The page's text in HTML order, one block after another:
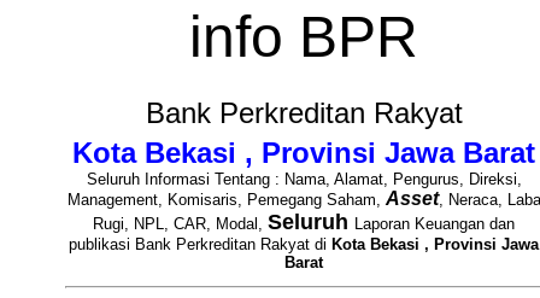
info BPR
Bank Perkreditan Rakyat
Kota Bekasi , Provinsi Jawa Barat
Seluruh Informasi Tentang : Nama, Alamat, Pengurus, Direksi,
Management, Komisaris, Pemegang Saham,Asset, Neraca, Laba
Rugi, NPL, CAR, Modal, Seluruh Laporan Keuangan dan
publikasi Bank Perkreditan Rakyat di Kota Bekasi , Provinsi Jawa
Barat